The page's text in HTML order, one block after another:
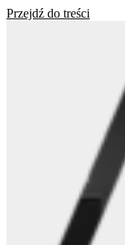
Przejdź do treści